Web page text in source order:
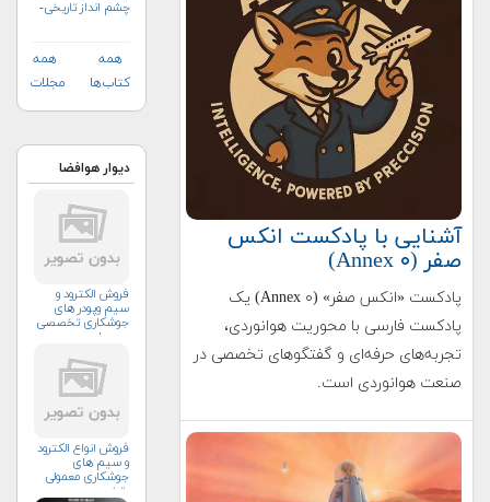
آشنایی با پادکست انکس
صفر (Annex ۰)
پادکست «انکس صفر» (Annex ۰) یک
پادکست فارسی با محوریت هوانوردی،
تجربه‌های حرفه‌ای و گفتگوهای تخصصی در
صنعت هوانوردی است.
چشم انداز تاریخی-
همه
کتاب‌ها
همه
مجلات
دیوار هوافضا
فروش الکترود و
سیم وپودر های
جوشکاری تخصصی
ومعمولی
فروش انواع الکترود
و سیم های
جوشکاری معمولی
وتخصصی